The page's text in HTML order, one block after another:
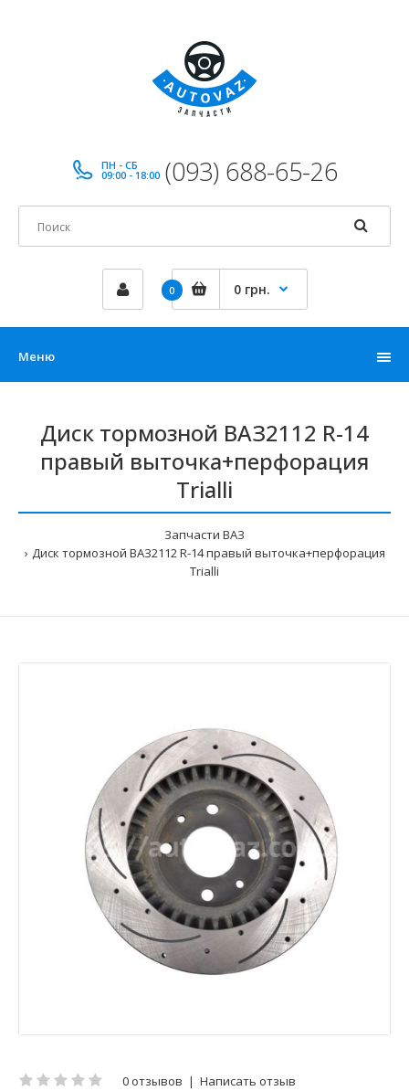
ПН - СБ
09:00 - 18:00 (093) 688-65-26
0 0 грн.
Меню
Диск тормозной ВАЗ2112 R-14
правый выточка+перфорация
Trialli
Запчасти ВАЗ
Диск тормозной ВАЗ2112 R-14 правый выточка+перфорация
Trialli
0 отзывов | Написать отзыв